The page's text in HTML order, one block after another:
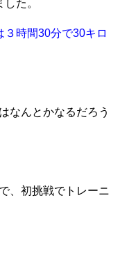
た。
時間30分で30キロ
なんとかなるだろう
、 初挑戦でトレーニ